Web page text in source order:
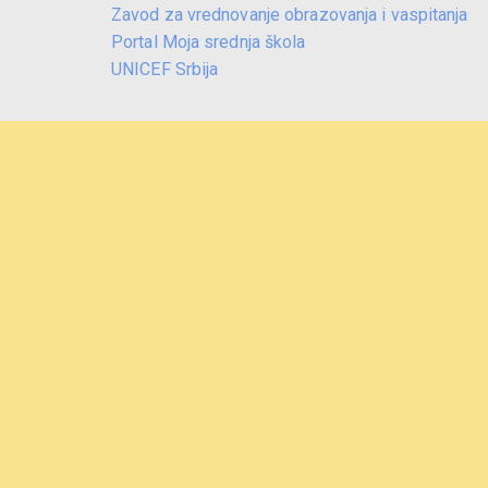
Zavod za vrednovanje obrazovanja i vaspitanja
Portal Moja srednja škola
UNICEF Srbija